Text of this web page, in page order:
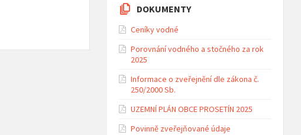
DOKUMENTY
Ceníky vodné
Porovnání vodného a stočného za rok
2025
Informace o zveřejnění dle zákona č.
250/2000 Sb.
UZEMNÍ PLÁN OBCE PROSETÍN 2025
Povinně zveřejňované údaje